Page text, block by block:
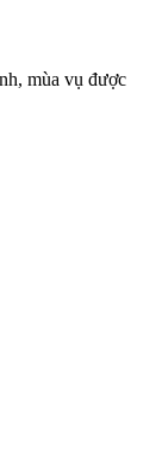
mùa vụ được